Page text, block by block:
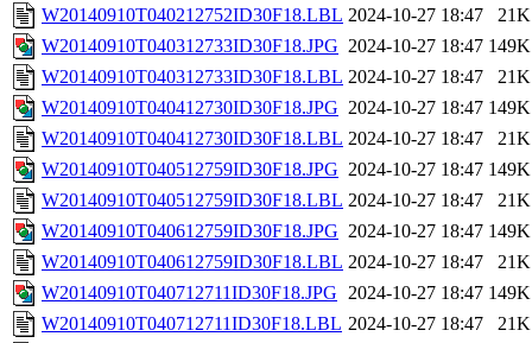
W20140910T040212752ID30F18.LBL 2024-10-27 18:47
21K
W20140910T040312733ID30F18.JPG 2024-10-27 18:47 149K
W20140910T040312733ID30F18.LBL 2024-10-27 18:47
21K
W20140910T040412730ID30F18.JPG 2024-10-27 18:47 149K
W20140910T040412730ID30F18.LBL 2024-10-27 18:47
21K
W20140910T040512759ID30F18.JPG 2024-10-27 18:47 149K
W20140910T040512759ID30F18.LBL 2024-10-27 18:47
21K
W20140910T040612759ID30F18.JPG 2024-10-27 18:47 149K
W20140910T040612759ID30F18.LBL 2024-10-27 18:47
21K
W20140910T040712711ID30F18.JPG 2024-10-27 18:47 149K
W20140910T040712711ID30F18.LBL 2024-10-27 18:47
21K